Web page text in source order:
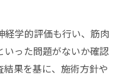
学的評価も行い、筋肉
いった問題がないか確認
果を基に、施術方針や